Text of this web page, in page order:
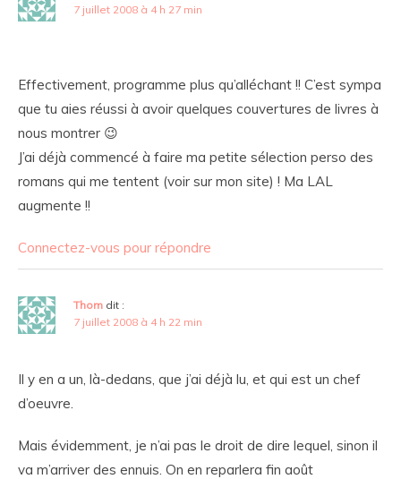
7 juillet 2008 à 4 h 27 min
Effectivement, programme plus qu’alléchant !! C’est sympa
que tu aies réussi à avoir quelques couvertures de livres à
nous montrer 😉
J’ai déjà commencé à faire ma petite sélection perso des
romans qui me tentent (voir sur mon site) ! Ma LAL
augmente !!
Connectez-vous pour répondre
Thom dit :
7 juillet 2008 à 4 h 22 min
Il y en a un, là-dedans, que j’ai déjà lu, et qui est un chef
d’oeuvre.
Mais évidemment, je n’ai pas le droit de dire lequel, sinon il
va m’arriver des ennuis. On en reparlera fin août